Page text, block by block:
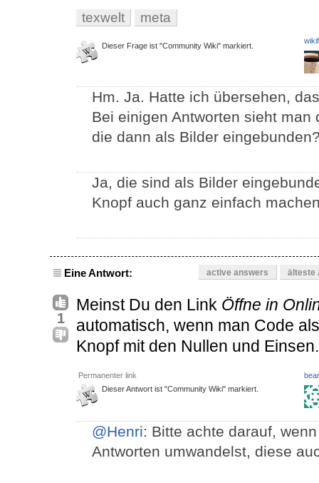
texwelt meta
Dieser Frage ist "Community Wiki" markiert.
Hm. Ja. Hatte ich übersehen,
Bei einigen Antworten sieht
die dann als Bilder
Ja, die sind als Bilder
Knopf auch ganz einfach
Eine Antwort: active answers älteste
1
Meinst Du den Link Öffne in
automatisch, wenn man Code
Knopf mit den Nullen und
Permanenter link
Dieser Antwort ist "Community Wiki" markiert.
@Henri: Bitte achte darauf,
Antworten umwandelst, diese